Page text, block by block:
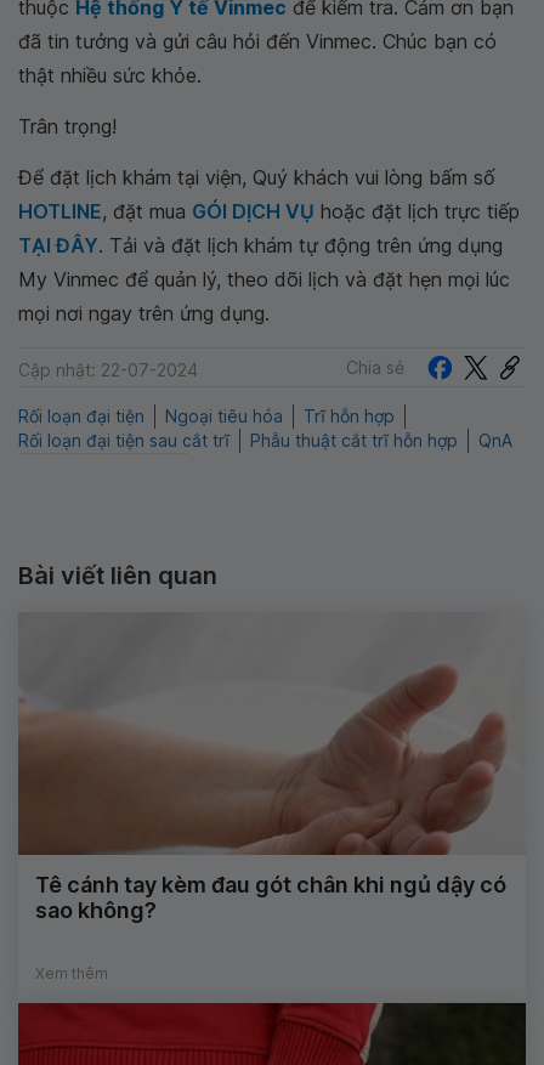
thuộc Hệ thống Y tế Vinmec để kiểm tra. Cảm ơn bạn
đã tin tưởng và gửi câu hỏi đến Vinmec. Chúc bạn có
thật nhiều sức khỏe.
Trân trọng!
Để đặt lịch khám tại viện, Quý khách vui lòng bấm số
HOTLINE, đặt mua GÓI DỊCH VỤ hoặc đặt lịch trực tiếp
TẠI ĐÂY. Tải và đặt lịch khám tự động trên ứng dụng
My Vinmec để quản lý, theo dõi lịch và đặt hẹn mọi lúc
mọi nơi ngay trên ứng dụng.
Cập nhật: 22-07-2024 Chia sẻ
Rối loạn đại tiện Ngoại tiêu hóa
Trĩ hỗn hợp
Rối loạn đại tiện sau cắt trĩ
Phẫu thuật cắt trĩ hỗn hợp QnA
Bài viết liên quan
Tê cánh tay kèm đau gót chân khi ngủ dậy có
sao không?
Xem thêm